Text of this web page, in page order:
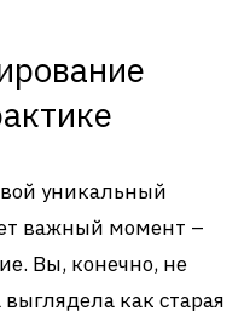
уникальный
важный момент –
Вы, конечно, не
как старая